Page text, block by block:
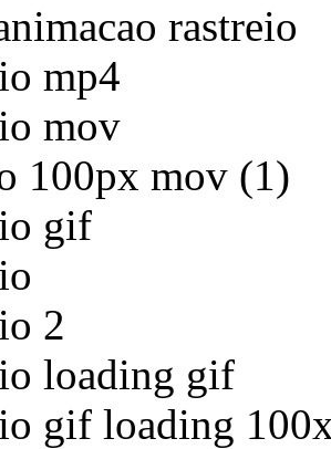
rastreio
mp4
mov
100px mov (1)
gif
2
loading gif
gif loading